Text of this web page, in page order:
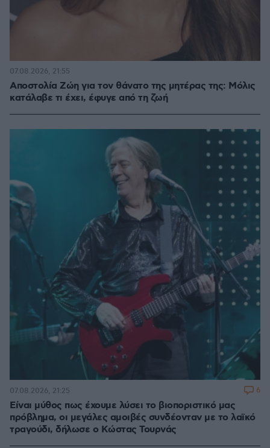
Αποστολία Ζώη για τον θάνατο της μητέρας της: Μόλις
κατάλαβε τι έχει, έφυγε από τη ζωή
07.08.2026, 21:55
Είναι μύθος πως έχουμε λύσει το βιοποριστικό μας
πρόβλημα, οι μεγάλες αμοιβές συνδέονταν με το λαϊκό
τραγούδι, δήλωσε ο Κώστας Τουρνάς
07.08.2026, 21:25 6